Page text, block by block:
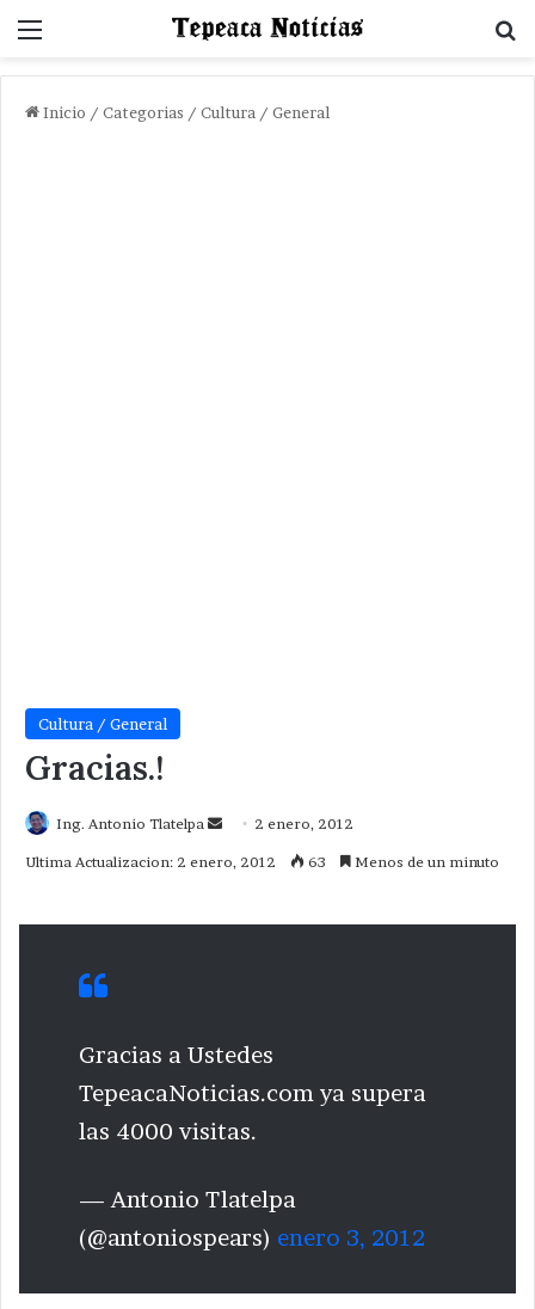
Menu
Inicio / Categorias / Cultura / General
Cultura / General
Gracias.!
Ing. Antonio Tlatelpa
Send 2 enero, 2012
Ultima Actualizacion: 2 enero, 2012 63 Menos de un minuto
Gracias a Ustedes
TepeacaNoticias.com ya supera
las 4000 visitas.
— Antonio Tlatelpa
(@antoniospears) enero 3, 2012